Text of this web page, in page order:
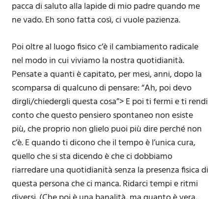
pacca di saluto alla lapide di mio padre quando me
ne vado. Eh sono fatta così, ci vuole pazienza.
Poi oltre al luogo fisico c’è il cambiamento radicale
nel modo in cui viviamo la nostra quotidianità.
Pensate a quanti è capitato, per mesi, anni, dopo la
scomparsa di qualcuno di pensare: “Ah, poi devo
dirgli/chiedergli questa cosa”> E poi ti fermi e ti rendi
conto che questo pensiero spontaneo non esiste
più, che proprio non glielo puoi più dire perché non
c’è. E quando ti dicono che il tempo è l’unica cura,
quello che si sta dicendo è che ci dobbiamo
riarredare una quotidianità senza la presenza fisica di
questa persona che ci manca. Ridarci tempi e ritmi